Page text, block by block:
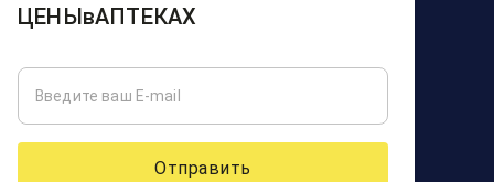
ЦЕНЫвАПТЕКАХ
Отправить